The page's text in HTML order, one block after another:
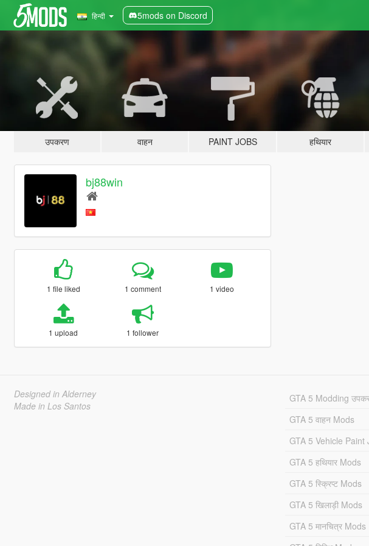
हिन्दी 5mods on Discord
उपकरण वाहन PAINT JOBS हथियार
bj88win
1 file liked 1 comment 1 video
1 upload 1 follower
Designed in Alderney
Made in Los Santos
GTA 5 Modding
GTA 5 वाहन Mods
GTA 5 Vehicle Paint
GTA 5 हथियार Mods
GTA 5 स्क्रिप्ट Mods
GTA 5 खिलाड़ी Mods
GTA 5 मानचित्र Mods